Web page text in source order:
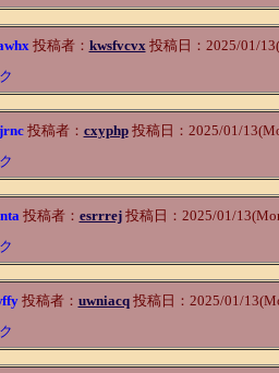
投稿者： kwsfvcvx投稿日：2025/01/
投稿者： cxyphp投稿日：2025/01/
投稿者： esrrrej投稿日：2025/01/
投稿者： uwniacq投稿日：2025/01/